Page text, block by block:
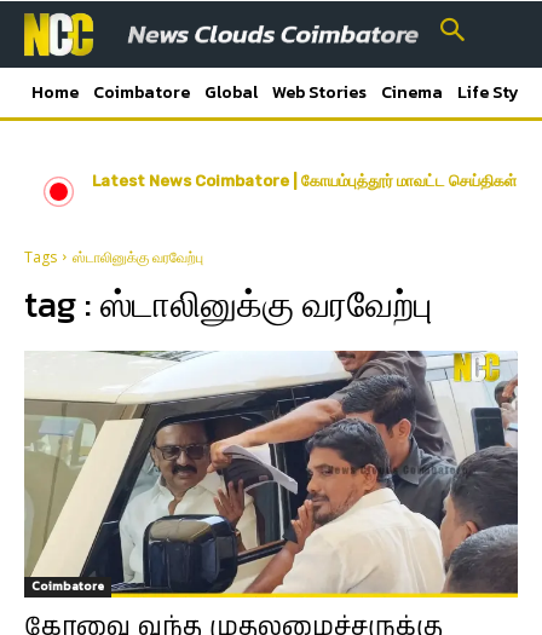
Home Coimbatore Global Web Stories Cinema Life Style
Latest News Coimbatore | கோயம்புத்தூர் மாவட்ட செய்திகள்
Tags ஸ்டாலினுக்கு வரவேற்பு
tag :ஸ்டாலினுக்கு வரவேற்பு
Coimbatore
கோவை வந்த முதலமைச்சருக்கு